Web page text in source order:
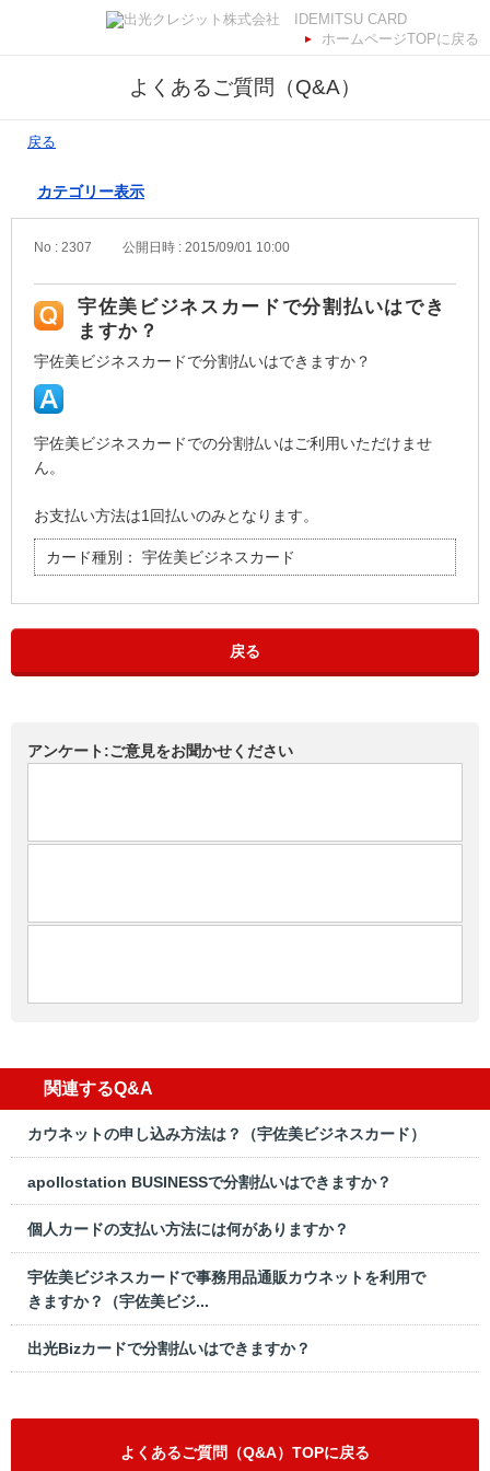
ホームページTOPに戻る
よくあるご質問（Q&A）
戻る
カテゴリー表示
No : 2307 公開日時 : 2015/09/01 10:00
宇佐美ビジネスカードで分割払いはでき
ますか？
宇佐美ビジネスカードで分割払いはできますか？
宇佐美ビジネスカードでの分割払いはご利用いただけませ
ん。
お支払い方法は1回払いのみとなります。
カード種別： 宇佐美ビジネスカード
戻る
アンケート:ご意見をお聞かせください
関連するQ&A
カウネットの申し込み方法は？（宇佐美ビジネスカード）
apollostation BUSINESSで分割払いはできますか？
個人カードの支払い方法には何がありますか？
宇佐美ビジネスカードで事務用品通販カウネットを利用で
きますか？（宇佐美ビジ...
出光Bizカードで分割払いはできますか？
よくあるご質問（Q&A）TOPに戻る